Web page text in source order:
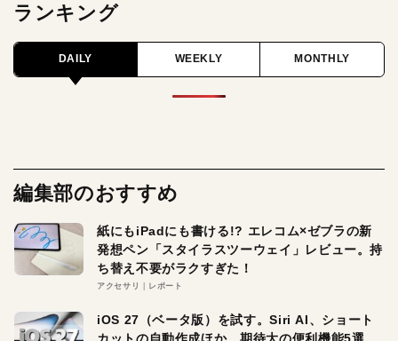
ランキング
DAILY WEEKLY MONTHLY
編集部のおすすめ
紙にもiPadにも書ける!? エレコム×ゼブラの新
発想ペン「スタイラスツーウェイ」レビュー。持
ち替え不要がラクすぎた！
アクセサリ レポート
iOS 27（ベータ版）を試す。Siri AI、ショート